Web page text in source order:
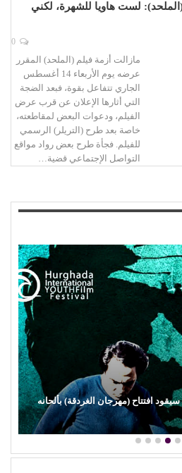
لست هاويا للشهرة، لكني
مازالت أزمة فيلم (الملحد) المقرر
عرضه يوم الأربعاء 14 أغسطس
الجاري تتفاعل بقوة، فبعد الضجة
التي أثارها الإعلان عن قرب عرض
الفيلم، ودعوات البعض لمقاطعته،
خاصة بعد طرح (التريلر) الرسمي
للفيلم. فجأة طرح بعض رواد مواقع
التواصل الإجتماعي قضية…
افتتاح (مهرجان الغردقة) بألحانه